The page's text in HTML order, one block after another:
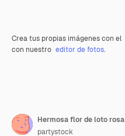
Crea tus propias imágenes con el
con nuestro editor de fotos.
partystock